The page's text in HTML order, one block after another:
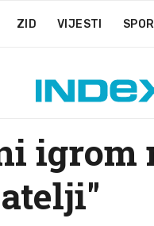
ZID VIJESTI
igrom